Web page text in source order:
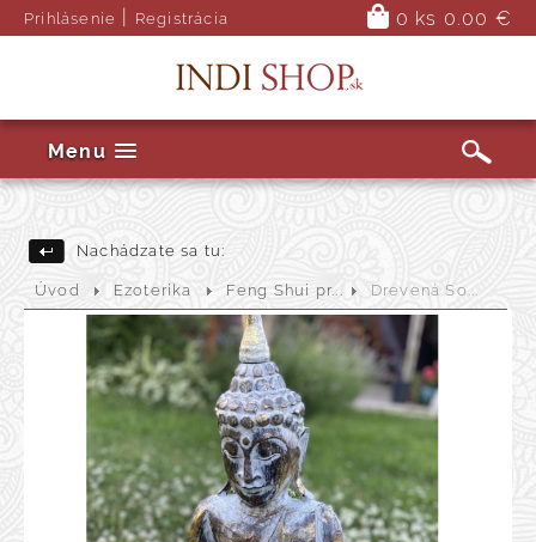
Prihlásenie Registrácia 0 ks 0.00 €
Menu
Nachádzate sa tu:
Úvod Ezoterika Feng Shui pr... Drevená So...